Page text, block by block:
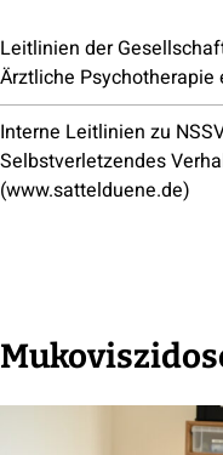
Leitlinien der
Ärztliche Psychotherapie
Interne Leitlinien zu
Selbstverletzendes
(www.sattelduene.de)